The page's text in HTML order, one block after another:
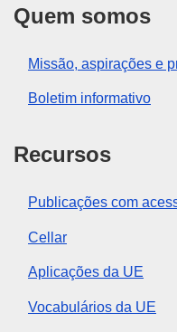
Quem somos
Missão, aspirações e
Boletim informativo
Recursos
Publicações com
Cellar
Aplicações da UE
Vocabulários da UE